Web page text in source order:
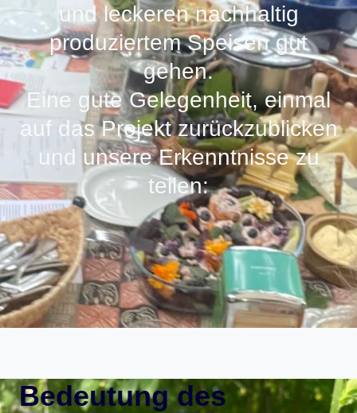
und leckeren nachhaltig
produziertem Speisen gut
gehen.
Eine gute Gelegenheit, einmal
auf das Projekt zurückzublicken
und unsere Erkenntnisse zu
teilen:
Bedeutung des